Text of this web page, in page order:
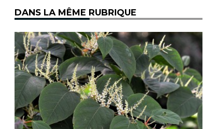
DANS LA MÊME RUBRIQUE